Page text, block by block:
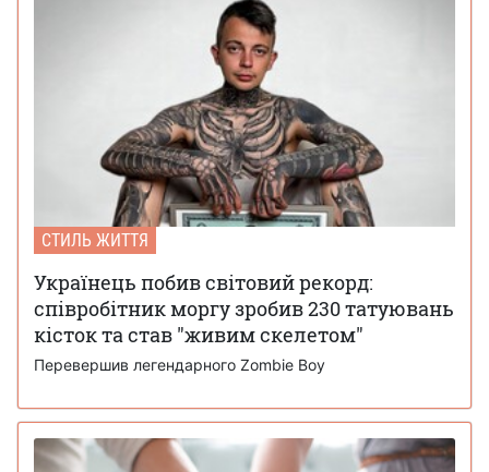
СТИЛЬ ЖИТТЯ
Українець побив світовий рекорд:
співробітник моргу зробив 230 татуювань
кісток та став "живим скелетом"
Перевершив легендарного Zombie Boy